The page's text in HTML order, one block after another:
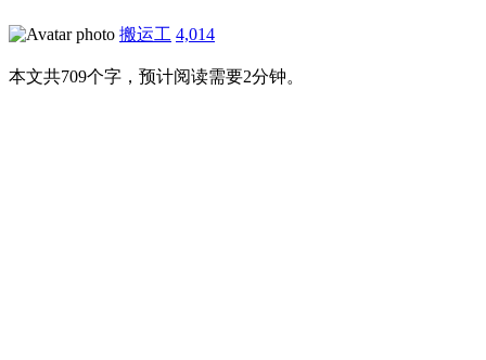
搬运工 4,014
本文共709个字，预计阅读需要2分钟。